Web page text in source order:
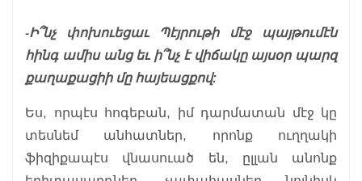
-Ի՞նչ փոխուեցաւ Պէյրութի մէջ պայթումէն
հինգ ամիս անց եւ ի՞նչ է վիճակը այսօր պարզ
քաղաքացիի մը հայեացքով:
Ես, որպէս հոգեբան, իմ դարմատան մէջ կը
տեսնեմ անհատներ, որոնք ուղղակի
ֆիզիքապէս վնասուած են, ըլլան անոնք